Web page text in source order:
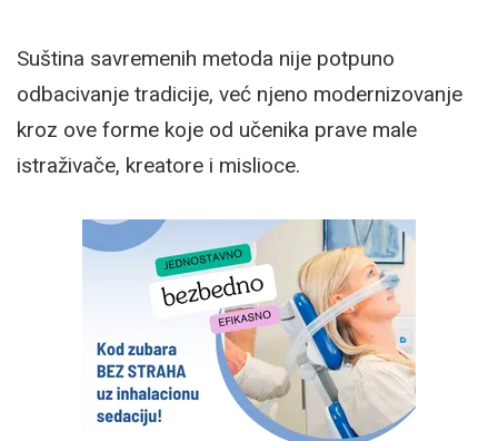
Suština savremenih metoda nije potpuno
odbacivanje tradicije, već njeno modernizovanje
kroz ove forme koje od učenika prave male
istraživače, kreatore i mislioce.